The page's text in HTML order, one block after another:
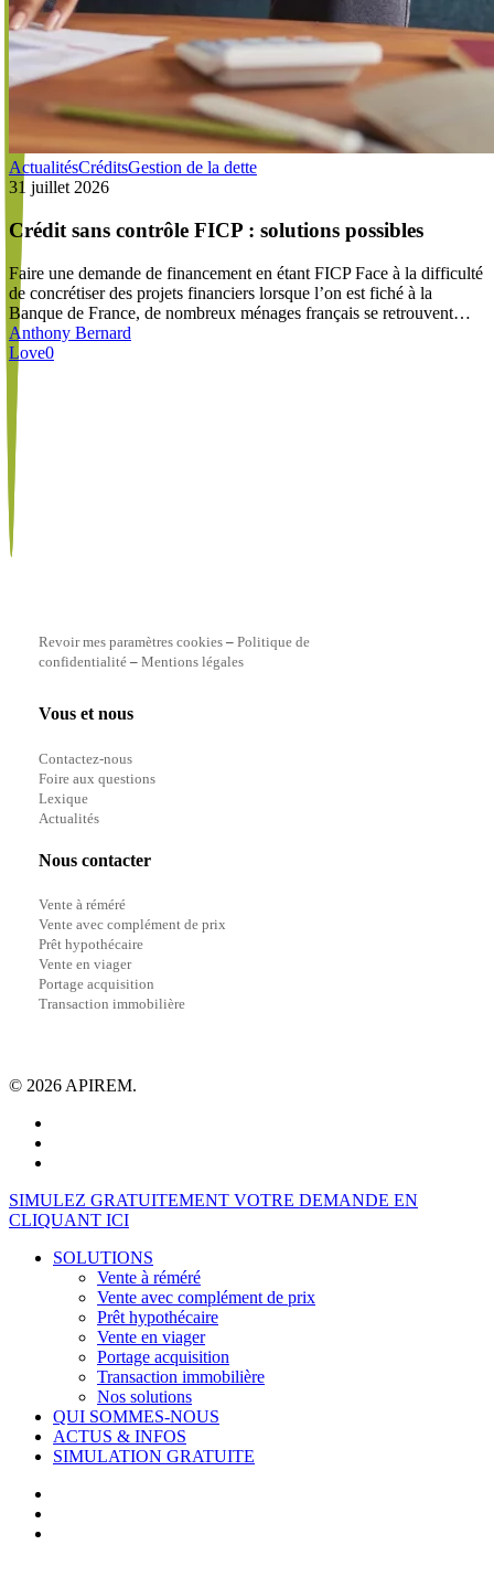
ActualitésCréditsGestion de la detteCrédit
FICP :
possibles
31 juillet 2026
Crédit sans contrôle FICP : solutions possibles
Faire une demande de financement en étant FICP Face à la difficulté
de concrétiser des projets financiers lorsque l’on est fiché à la
Banque de France, de nombreux ménages français se retrouvent…
Anthony Bernard
Love0
Revoir mes paramètres cookies– Politique de
confidentialité – Mentions légales
Vous et nous
Contactez-nous
Foire aux questions
Lexique
Actualités
Nous contacter
Vente à réméré
Vente avec complément de prix
Prêt hypothécaire
Vente en viager
Portage acquisition
Transaction immobilière
© 2026 APIREM.
Close
Menu
SIMULEZ GRATUITEMENT VOTRE DEMANDE EN
CLIQUANT ICI
SOLUTIONS
Vente à réméré
Vente avec complément de prix
Prêt hypothécaire
Vente en viager
Portage acquisition
Transaction immobilière
Nos solutions
QUI SOMMES-NOUS
ACTUS & INFOS
SIMULATION GRATUITE